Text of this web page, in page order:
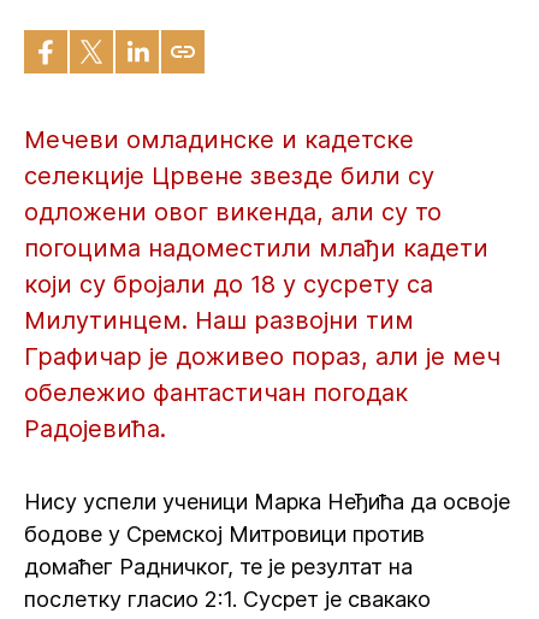
Мечеви омладинске и кадетске
селекције Црвене звезде били су
одложени овог викенда, али су то
погоцима надоместили млађи кадети
који су бројали до 18 у сусрету са
Милутинцем. Наш развојни тим
Графичар је доживео пораз, али је меч
обележио фантастичан погодак
Радојевића.
Нису успели ученици Марка Неђића да освоје
бодове у Сремској Митровици против
домаћег Радничког, те је резултат на
послетку гласио 2:1. Сусрет је свакако